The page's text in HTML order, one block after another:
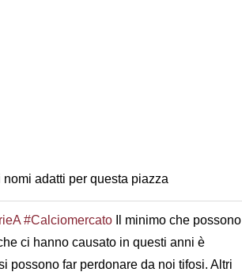
adatti per questa piazza
#Calciomercato Il minimo che possono
ci hanno causato in questi anni è
possono far perdonare da noi tifosi. Altri